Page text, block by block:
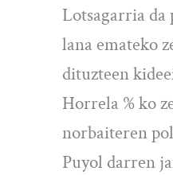
Lotsagarria da
lana emateko
dituzteen
Horrela % ko
norbaiteren
Puyol darren